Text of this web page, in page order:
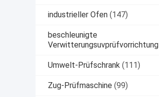
industrieller Ofen (147)
beschleunigte
Verwitterungsuvprüfvorrichtung
Umwelt-Prüfschrank (111)
Zug-Prüfmaschine (99)